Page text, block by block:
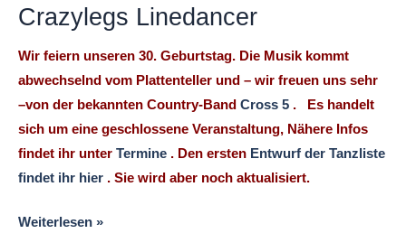
Crazylegs Linedancer
Wir feiern unseren 30. Geburtstag. Die Musik kommt
abwechselnd vom Plattenteller und – wir freuen uns sehr
–von der bekannten Country-Band Cross 5 . Es handelt
sich um eine geschlossene Veranstaltung, Nähere Infos
findet ihr unter Termine . Den ersten Entwurf der Tanzliste
findet ihr hier . Sie wird aber noch aktualisiert.
Jahre
Crazylegs
Linedancer
Weiterlesen »